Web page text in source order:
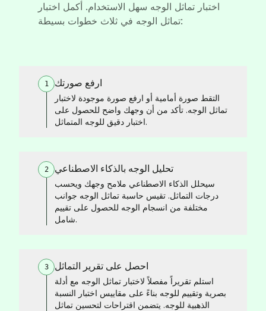
اختبار تماثل الوجه سهل الاستخدام. أكمل اختبار
تماثل الوجه في ثلاث خطوات بسيطة:
1 ارفع صورتك
التقط صورة أمامية أو ارفع صورة موجودة لاختبار
تماثل الوجه. تأكد من أن وجهك واضح للحصول على
اختبار دقيق للوجه المتماثل.
2 تحليل الوجه بالذكاء الاصطناعي
سيحلل الذكاء الاصطناعي ملامح وجهك ويحسب
درجات التماثل. تقيس حاسبة تماثل الوجه جوانب
مختلفة من انسجام الوجه للحصول على تقييم
شامل.
3 احصل على تقرير التماثل
استلم تقريراً مفصلاً لاختبار تماثل الوجه مع أدلة
بصرية وتقييم للوجه بناءً على مقاييس اختبار النسبة
الذهبية للوجه. يتضمن اقتراحات لتحسين تماثل